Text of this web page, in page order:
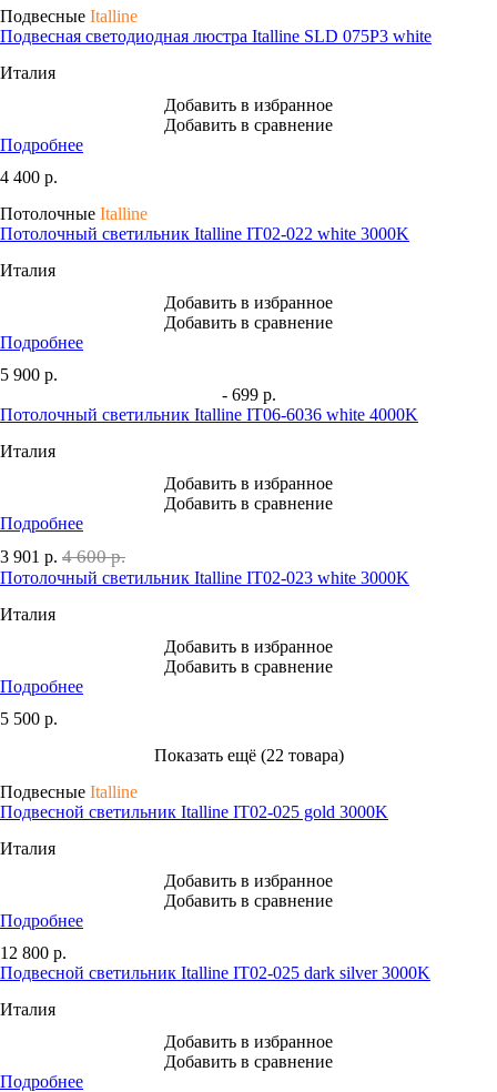
Подвесные Italline
Подвесная светодиодная люстра Italline SLD 075P3 white
Италия
Добавить в избранное
Добавить в сравнение
Подробнее
4 400 р.
Потолочные Italline
Потолочный светильник Italline IT02-022 white 3000K
Италия
Добавить в избранное
Добавить в сравнение
Подробнее
5 900 р.
- 699 р.
Потолочный светильник Italline IT06-6036 white 4000K
Италия
Добавить в избранное
Добавить в сравнение
Подробнее
3 901 р. 4 600 р.
Потолочный светильник Italline IT02-023 white 3000K
Италия
Добавить в избранное
Добавить в сравнение
Подробнее
5 500 р.
Показать ещё (22 товара)
Подвесные Italline
Подвесной светильник Italline IT02-025 gold 3000K
Италия
Добавить в избранное
Добавить в сравнение
Подробнее
12 800 р.
Подвесной светильник Italline IT02-025 dark silver 3000K
Италия
Добавить в избранное
Добавить в сравнение
Подробнее